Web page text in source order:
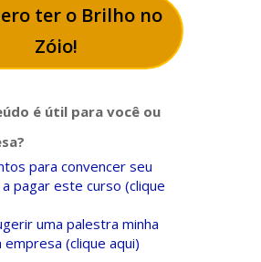
ter o Brilho no
Zóio!
é útil para você ou
para convencer seu
pagar este curso (clique
uma palestra minha
empresa (clique aqui)